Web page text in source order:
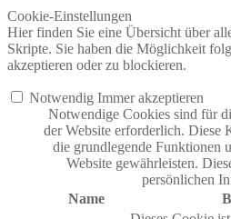
Cookie-Einstellungen
Hier finden Sie eine Übersicht über
Skripte. Sie haben die Möglichkeit
akzeptieren oder zu blockieren.
Notwendig Immer akzeptieren
Notwendige Cookies sind für
der Website erforderlich. Diese
die grundlegende Funktionen
Website gewährleisten.
persönlichen
Name